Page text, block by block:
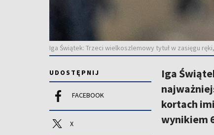
Iga Świątek: Trzeci wielkoszlemowy tytuł w zasięgu
UDOSTĘPNIJ
FACEBOOK
X
Iga
kortach
wynikiem